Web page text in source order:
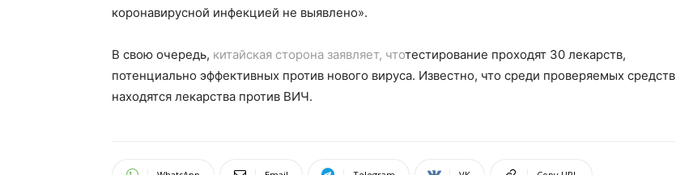
коронавирусной инфекцией не выявлено».
В свою очередь, китайская сторона заявляет, чтотестирование проходят 30 лекарств,
потенциально эффективных против нового вируса. Известно, что среди проверяемых средств
находятся лекарства против ВИЧ.